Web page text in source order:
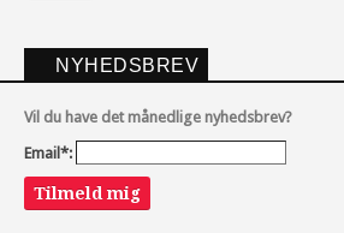
NYHEDSBREV
Vil du have det månedlige nyhedsbrev?
Email*:
Tilmeld mig